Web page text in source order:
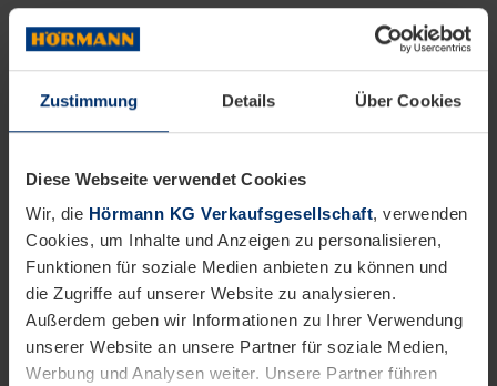
Zustimmung Details Über Cookies
Diese Webseite verwendet Cookies
Wir, die Hörmann KG Verkaufsgesellschaft, verwenden
Cookies, um Inhalte und Anzeigen zu personalisieren,
Funktionen für soziale Medien anbieten zu können und
die Zugriffe auf unserer Website zu analysieren.
Außerdem geben wir Informationen zu Ihrer Verwendung
unserer Website an unsere Partner für soziale Medien,
Werbung und Analysen weiter. Unsere Partner führen
begegnet.